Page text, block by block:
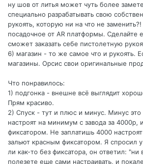
ну шов от литья может чуть более
специально разрабатывать свою
рукоять, которую ни на что не
посадочное от AR платформы. Сделайте
сможет заказать себе пистолетную
6) магазин - то же самое что и рукоять.
магазины. Орсис свои оригинальные
Что понравилось:
1) подгонка - внешне всё выглядит
Прям красиво.
2) Спуск - тут и плюс и минус. Минус это
настроят на минимум с завода за 4000р,
фиксатором. Не заплатишь 4000
зальют красным фиксатором. Я спросил
ли как-то без фиксатора, он ответил: "ни
полезете еще сами настраивать, и